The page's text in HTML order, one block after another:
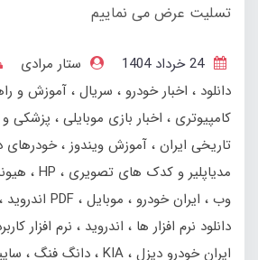
تسلیت عرض می نماییم
24 خرداد 1404 ستار مرادی
دانلود
اخبار خودرو سریال آموزش و
کامپیوتری
اخبار بازی موبایلی پزشکی
تاریخی ایران آموزش ویندوز خودرهای
مدیاپلیر و کدک های تصویری
HP
وب
ایران خودرو موبایل PDF اندروید
دانلود نرم افزار ها
اندروید نرم افزار
ایران خودرو دیزل KIA دانگ فنگ